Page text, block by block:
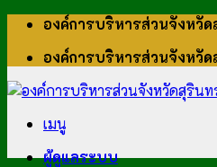
ข้าม
เนื้อหา
องค์การบริหารส่วนจังหวั
องค์การบริหารส่วนจังหวั
เมนู
ผู้ดูแลระบบ